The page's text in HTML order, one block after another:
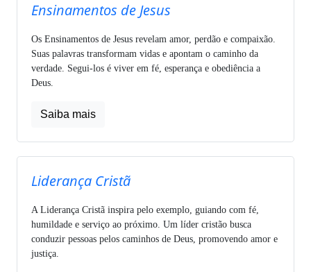
Ensinamentos de Jesus
Os Ensinamentos de Jesus revelam amor, perdão e compaixão.
Suas palavras transformam vidas e apontam o caminho da
verdade. Segui-los é viver em fé, esperança e obediência a
Deus.
Saiba mais
Liderança Cristã
A Liderança Cristã inspira pelo exemplo, guiando com fé,
humildade e serviço ao próximo. Um líder cristão busca
conduzir pessoas pelos caminhos de Deus, promovendo amor e
justiça.